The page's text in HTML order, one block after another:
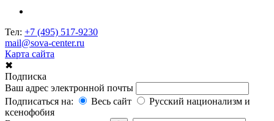
Тел: +7 (495) 517-9230
mail@sova-center.ru
Карта сайта
✖
Подписка
Ваш адрес электронной почты
Подписаться на:
Весь сайт
Русский национализм и
ксенофобия